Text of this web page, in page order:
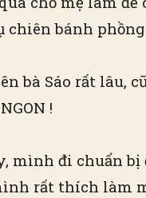
chiên bánh
bà Sáo rất lâu,
!
mình đi chuẩn
rất thích làm